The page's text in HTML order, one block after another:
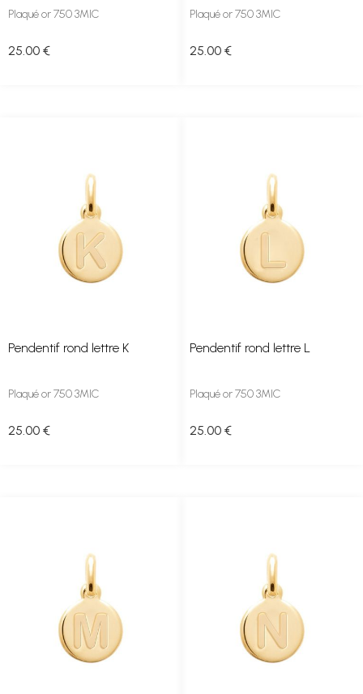
Plaqué or 750 3MIC
25 .00 €
Plaqué or 750 3MIC
25 .00 €
Pendentif rond lettre K
Plaqué or 750 3MIC
25 .00 €
Pendentif rond lettre L
Plaqué or 750 3MIC
25 .00 €